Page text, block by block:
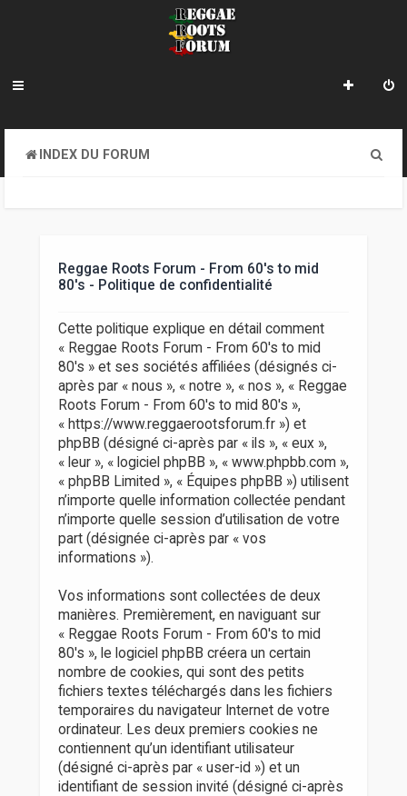
INDEX DU FORUM
Reggae Roots Forum - From 60's to mid
80's - Politique de confidentialité
Cette politique explique en détail comment
« Reggae Roots Forum - From 60's to mid
80's » et ses sociétés affiliées (désignés ci-
après par « nous », « notre », « nos », « Reggae
Roots Forum - From 60's to mid 80's »,
« https://www.reggaerootsforum.fr ») et
phpBB (désigné ci-après par « ils », « eux »,
« leur », « logiciel phpBB », « www.phpbb.com »,
« phpBB Limited », « Équipes phpBB ») utilisent
n’importe quelle information collectée pendant
n’importe quelle session d’utilisation de votre
part (désignée ci-après par « vos
informations »).
Vos informations sont collectées de deux
manières. Premièrement, en naviguant sur
« Reggae Roots Forum - From 60's to mid
80's », le logiciel phpBB créera un certain
nombre de cookies, qui sont des petits
fichiers textes téléchargés dans les fichiers
temporaires du navigateur Internet de votre
ordinateur. Les deux premiers cookies ne
contiennent qu’un identifiant utilisateur
(désigné ci-après par « user-id ») et un
identifiant de session invité (désigné ci-après